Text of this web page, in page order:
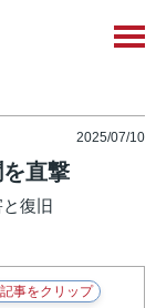
2025/07/10
直撃
復旧